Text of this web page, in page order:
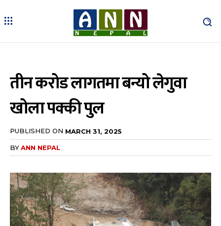
तीन करोड लागतमा बन्यो लेगुवा
खोला पक्की पुल
PUBLISHED ON MARCH 31, 2025
BYANN NEPAL